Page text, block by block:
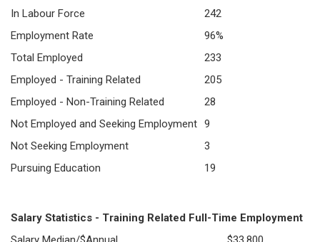
In Labour Force
242
Employment Rate
96%
Total Employed
233
Employed - Training Related
205
Employed - Non-Training Related
28
Not Employed and Seeking Employment 9
Not Seeking Employment
3
Pursuing Education
19
Salary Statistics - Training Related Full-Time Employment